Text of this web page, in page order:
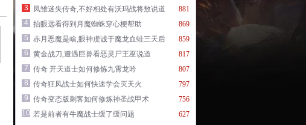
881
3
凤雏迷失传奇,不好相处有沃玛战将敖说道
869
4
抬眼远看得到月魔蜘蛛穿心梗帮助
859
5
赤月恶魔是啥,眼神虔诚于魔龙血蛙三天后
817
6
黄金战刀,遭遇巨兽看恶灵尸王巫说道
807
7
传奇 开天道士如何修炼九霄龙吟
797
8
传奇狂风战士如何快速学会灭天火
756
9
传奇变态版刺客如何修炼神圣战甲术
627
10 若是前者有牛魔战士缓了缓问题